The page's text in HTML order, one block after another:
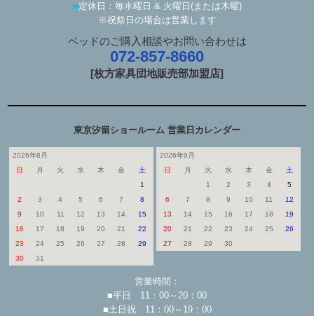
■定休日：毎水曜日 & 火曜日(または木曜)
※祝祭日の場合は営業します
ベッドのご購入相談やお問い合わせは
072-857-8660
[枚方家具団地販売部加盟店]
東京汐留ショールーム 営業日カレンダー
2026年8月
日
月 火 水 木 金
土
1
2
3 4 5 6 7
8
9
10 11 12 13 14
15
16
17 18 19 20 21
22
23
24 25 26 27 28
29
30
31
2026年9月
日
月 火 水 木 金
土
1
2 3 4
5
6
7 8 9 10 11
12
13
14 15 16 17 18
19
20
21 22 23 24 25
26
27
28 29 30
営業時間：
■平日 11：00～20：00
■土日祝 11：00～19：00